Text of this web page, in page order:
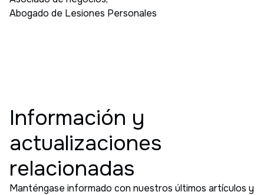
Abogado de Lesiones Personales
Información y
actualizaciones
relacionadas
Manténgase informado con nuestros últimos artículos y